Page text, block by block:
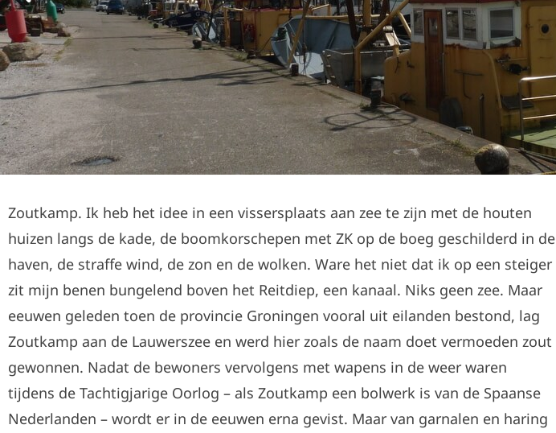
Zoutkamp. Ik heb het idee in een vissersplaats aan zee te zijn met de houten
huizen langs de kade, de boomkorschepen met ZK op de boeg geschilderd in de
haven, de straffe wind, de zon en de wolken. Ware het niet dat ik op een steiger
zit mijn benen bungelend boven het Reitdiep, een kanaal. Niks geen zee. Maar
eeuwen geleden toen de provincie Groningen vooral uit eilanden bestond, lag
Zoutkamp aan de Lauwerszee en werd hier zoals de naam doet vermoeden zout
gewonnen. Nadat de bewoners vervolgens met wapens in de weer waren
tijdens de Tachtigjarige Oorlog – als Zoutkamp een bolwerk is van de Spaanse
Nederlanden – wordt er in de eeuwen erna gevist. Maar van garnalen en haring